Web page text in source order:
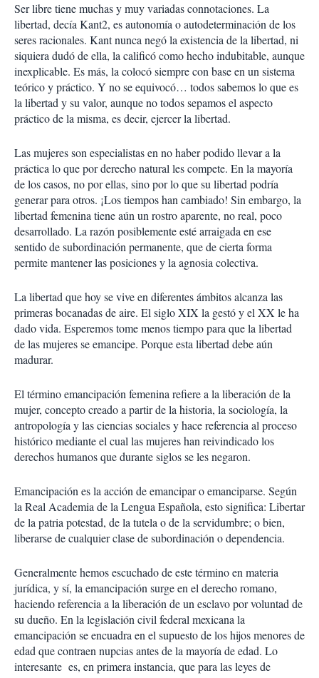
Ser libre tiene muchas y muy variadas connotaciones. La
libertad, decía Kant2, es autonomía o autodeterminación de los
seres racionales. Kant nunca negó la existencia de la libertad, ni
siquiera dudó de ella, la calificó como hecho indubitable, aunque
inexplicable. Es más, la colocó siempre con base en un sistema
teórico y práctico. Y no se equivocó… todos sabemos lo que es
la libertad y su valor, aunque no todos sepamos el aspecto
práctico de la misma, es decir, ejercer la libertad.
Las mujeres son especialistas en no haber podido llevar a la
práctica lo que por derecho natural les compete. En la mayoría
de los casos, no por ellas, sino por lo que su libertad podría
generar para otros. ¡Los tiempos han cambiado! Sin embargo, la
libertad femenina tiene aún un rostro aparente, no real, poco
desarrollado. La razón posiblemente esté arraigada en ese
sentido de subordinación permanente, que de cierta forma
permite mantener las posiciones y la agnosia colectiva.
La libertad que hoy se vive en diferentes ámbitos alcanza las
primeras bocanadas de aire. El siglo XIX la gestó y el XX le ha
dado vida. Esperemos tome menos tiempo para que la libertad
de las mujeres se emancipe. Porque esta libertad debe aún
madurar.
El término emancipación femenina refiere a la liberación de la
mujer, concepto creado a partir de la historia, la sociología, la
antropología y las ciencias sociales y hace referencia al proceso
histórico mediante el cual las mujeres han reivindicado los
derechos humanos que durante siglos se les negaron.
Emancipación es la acción de emancipar o emanciparse. Según
la Real Academia de la Lengua Española, esto significa: Libertar
de la patria potestad, de la tutela o de la servidumbre; o bien,
liberarse de cualquier clase de subordinación o dependencia.
Generalmente hemos escuchado de este término en materia
jurídica, y sí, la emancipación surge en el derecho romano,
haciendo referencia a la liberación de un esclavo por voluntad de
su dueño. En la legislación civil federal mexicana la
emancipación se encuadra en el supuesto de los hijos menores de
edad que contraen nupcias antes de la mayoría de edad. Lo
interesante es, en primera instancia, que para las leyes de